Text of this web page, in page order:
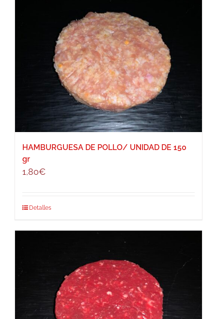
HAMBURGUESA DE POLLO/ UNIDAD DE 150
gr
1,80€
Detalles